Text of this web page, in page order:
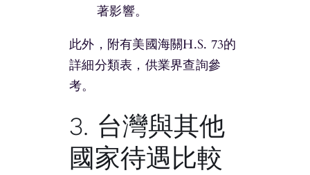
著影響。
此外，附有美國海關H.S. 73的
詳細分類表，供業界查詢參
考。
3. 台灣與其他
國家待遇比較